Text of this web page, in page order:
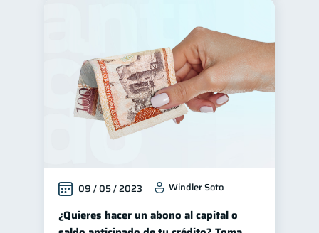
09 / 05 / 2023 Windler Soto
¿Quieres hacer un abono al capital o